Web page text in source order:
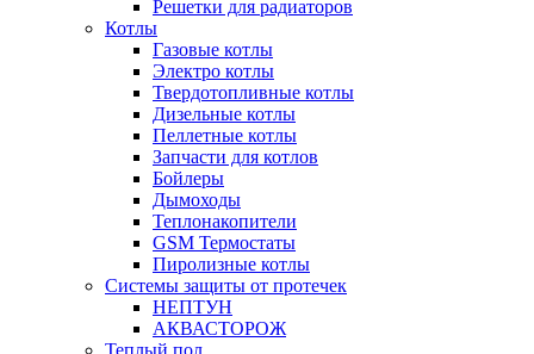
Решетки для радиаторов
Котлы
Газовые котлы
Электро котлы
Твердотопливные котлы
Дизельные котлы
Пеллетные котлы
Запчасти для котлов
Бойлеры
Дымоходы
Теплонакопители
GSM Термостаты
Пиролизные котлы
Системы защиты от протечек
НЕПТУН
АКВАСТОРОЖ
Теплый пол